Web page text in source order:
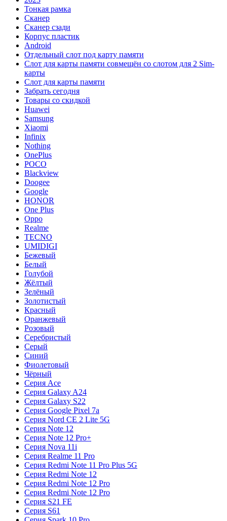
Тонкая рамка
Сканер
Сканер сзади
Корпус пластик
Android
Отдельный слот под карту памяти
Слот для карты памяти совмещён со слотом для 2 Sim-
карты
Слот для карты памяти
Забрать сегодня
Товары со скидкой
Huawei
Samsung
Xiaomi
Infinix
Nothing
OnePlus
POCO
Blackview
Doogee
Google
HONOR
One Plus
Oppo
Realme
TECNO
UMIDIGI
Бежевый
Белый
Голубой
Жёлтый
Зелёный
Золотистый
Красный
Оранжевый
Розовый
Серебристый
Серый
Синий
Фиолетовый
Чёрный
Серия Ace
Серия Galaxy A24
Серия Galaxy S22
Серия Google Pixel 7a
Серия Nord CE 2 Lite 5G
Серия Note 12
Серия Note 12 Pro+
Серия Nova 11i
Серия Realme 11 Pro
Серия Redmi Note 11 Pro Plus 5G
Серия Redmi Note 12
Серия Redmi Note 12 Pro
Серия Redmi Note 12 Pro
Серия S21 FE
Серия S61